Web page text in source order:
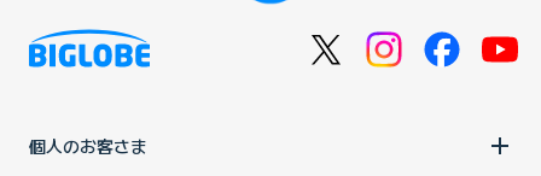
個人のお客さま